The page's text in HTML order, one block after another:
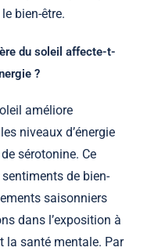
bien-être.
du soleil affecte-t-
?
améliore
niveaux d’énergie
sérotonine. Ce
de bien-
saisonniers
dans l’exposition à
la santé mentale. Par